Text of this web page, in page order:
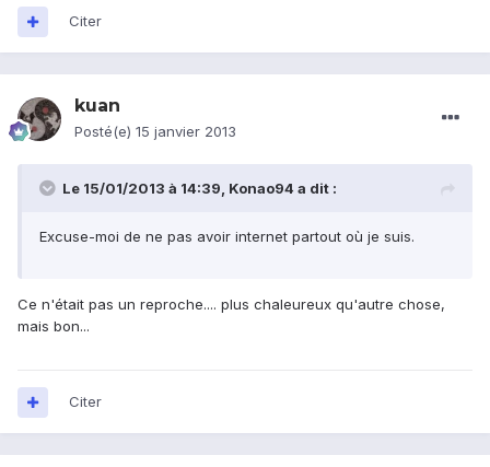
Citer
kuan
Posté(e) 15 janvier 2013
Le 15/01/2013 à 14:39, Konao94 a dit :
Excuse-moi de ne pas avoir internet partout où je suis.
Ce n'était pas un reproche.... plus chaleureux qu'autre chose,
mais bon...
Citer